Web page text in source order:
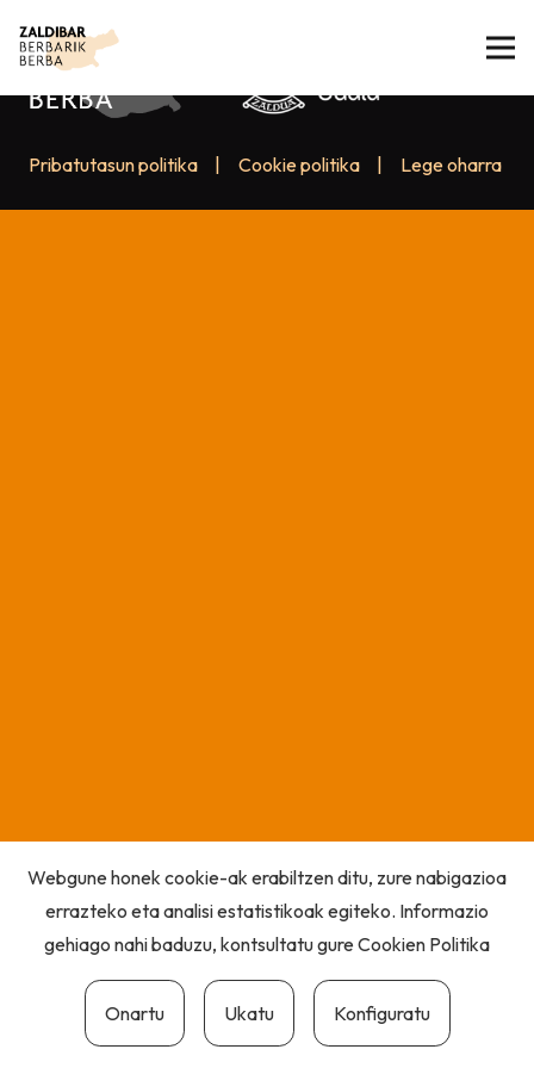
Pribatutasun politika Cookie politika Lege oharra
Webgune honek cookie-ak erabiltzen ditu, zure nabigazioa
errazteko eta analisi estatistikoak egiteko. Informazio
gehiago nahi baduzu, kontsultatu gureCookien Politika
Onartu Ukatu Konfiguratu